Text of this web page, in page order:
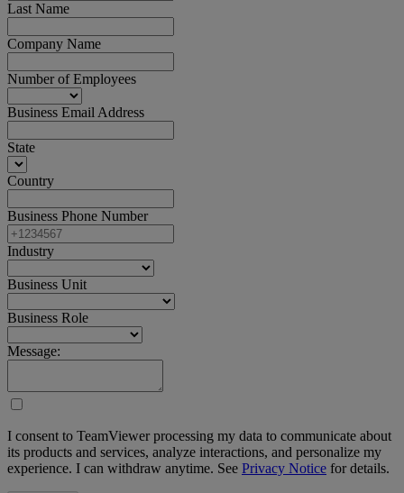
Last Name
Company Name
Number of Employees
Business Email Address
State
Country
Business Phone Number
Industry
Business Unit
Business Role
Message:
I consent to TeamViewer processing my data to communicate about
its products and services, analyze interactions, and personalize my
experience. I can withdraw anytime. See Privacy Notice for details.